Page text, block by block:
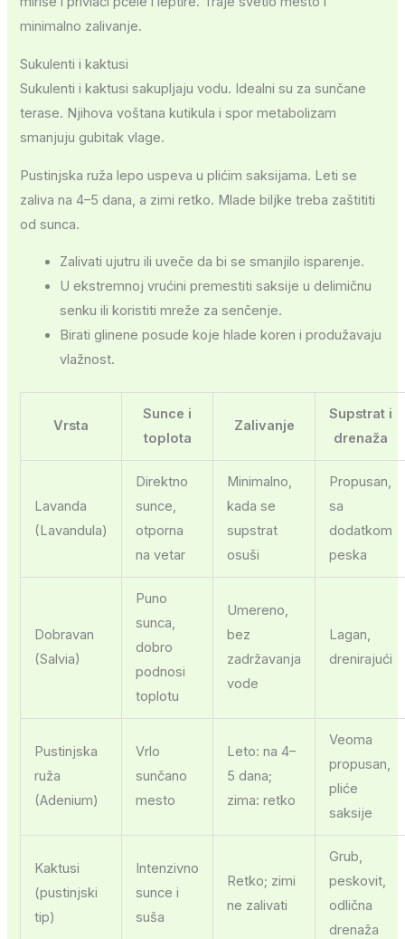
minimalno zalivanje.
Sukulenti i kaktusi
Sukulenti i kaktusi sakupljaju vodu. Idealni su za sunčane
terase. Njihova voštana kutikula i spor metabolizam
smanjuju gubitak vlage.
Pustinjska ruža lepo uspeva u plićim saksijama. Leti se
zaliva na 4–5 dana, a zimi retko. Mlade biljke treba zaštititi
od sunca.
Zalivati ujutru ili uveče da bi se smanjilo isparenje.
U ekstremnoj vrućini premestiti saksije u delimičnu
senku ili koristiti mreže za senčenje.
Birati glinene posude koje hlade koren i produžavaju
vlažnost.
Vrsta
Sunce i
toplota
Zalivanje
Supstrat i
drenaža
Lavanda
(Lavandula)
Direktno
sunce,
otporna
na vetar
Minimalno,
kada se
supstrat
osuši
Propusan,
sa
dodatkom
peska
Dobravan
(Salvia)
Puno
sunca,
dobro
podnosi
toplotu
Umereno,
bez
zadržavanja
vode
Lagan,
drenirajući
Pustinjska
ruža
(Adenium)
Vrlo
sunčano
mesto
Leto: na 4–
5 dana;
zima: retko
Veoma
propusan,
pliće
saksije
Kaktusi
(pustinjski
tip)
Intenzivno
sunce i
suša
Retko; zimi
ne zalivati
Grub,
peskovit,
odlična
drenaža